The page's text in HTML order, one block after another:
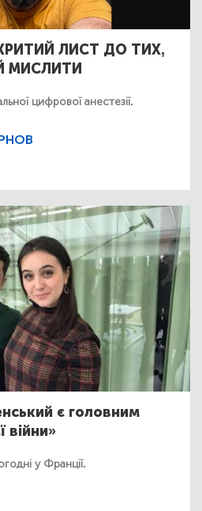
ЛИСТ ДО ТИХ,
МИСЛИТИ
цифрової анестезії.
є головним
війни»
у Франції.